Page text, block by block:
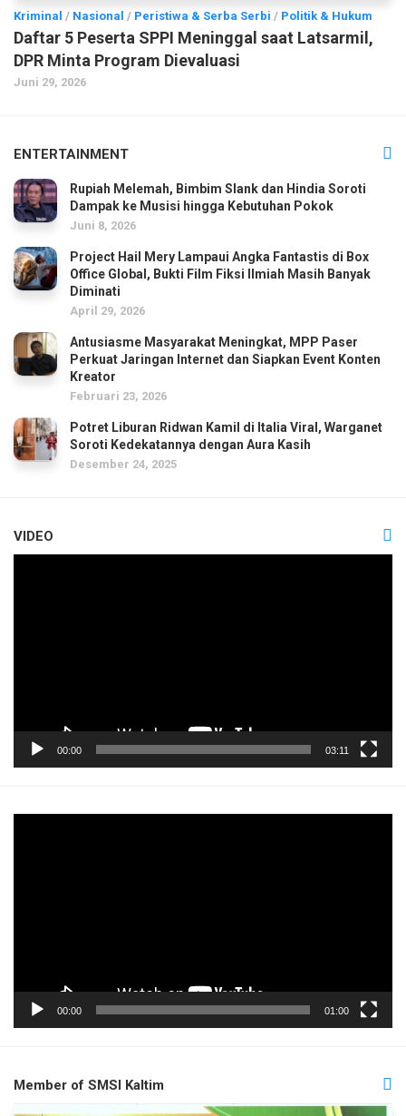
Kriminal / Nasional / Peristiwa & Serba Serbi / Politik & Hukum
Daftar 5 Peserta SPPI Meninggal saat Latsarmil,
DPR Minta Program Dievaluasi
Juni 29, 2026
ENTERTAINMENT
Rupiah Melemah, Bimbim Slank dan Hindia Soroti
Dampak ke Musisi hingga Kebutuhan Pokok
Juni 8, 2026
Project Hail Mery Lampaui Angka Fantastis di Box
Office Global, Bukti Film Fiksi Ilmiah Masih Banyak
Diminati
April 29, 2026
Antusiasme Masyarakat Meningkat, MPP Paser
Perkuat Jaringan Internet dan Siapkan Event Konten
Kreator
Februari 23, 2026
Potret Liburan Ridwan Kamil di Italia Viral, Warganet
Soroti Kedekatannya dengan Aura Kasih
Desember 24, 2025
VIDEO
00:00 03:11
00:00 01:00
Member of SMSI Kaltim